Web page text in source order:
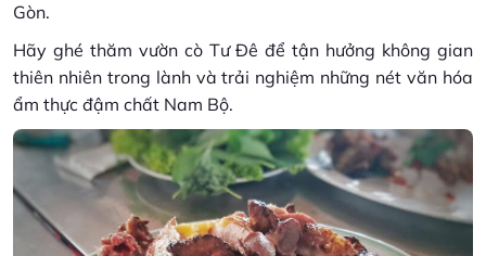
Gòn.
Hãy ghé thăm vườn cò Tư Đê để tận hưởng không gian
thiên nhiên trong lành và trải nghiệm những nét văn hóa
ẩm thực đậm chất Nam Bộ.